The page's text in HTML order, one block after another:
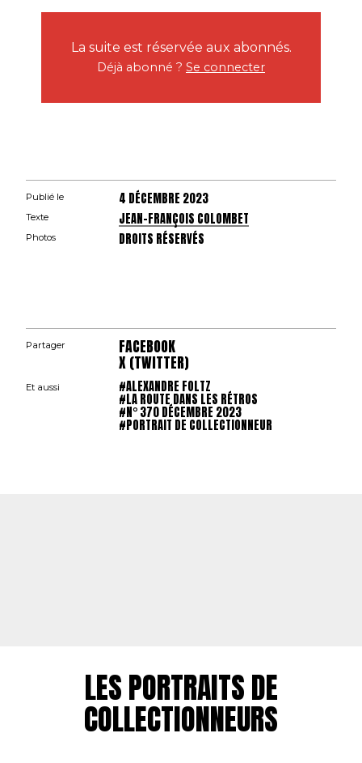
La suite est réservée aux abonnés.
Déjà abonné ? Se connecter
Publié le 4 DÉCEMBRE 2023
Texte JEAN-FRANÇOIS COLOMBET
Photos DROITS RÉSERVÉS
Partager FACEBOOK
X (TWITTER)
Et aussi #ALEXANDRE FOLTZ
#LA ROUTE DANS LES RÉTROS
#N° 370 DÉCEMBRE 2023
#PORTRAIT DE COLLECTIONNEUR
LES PORTRAITS DE
COLLECTIONNEURS